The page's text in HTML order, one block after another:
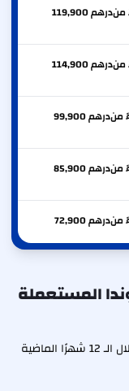
من 119,900درهم
من 114,900درهم
من 99,900درهم
من 85,900درهم
من 72,900درهم
المستعملة
استنادًا إلى معاملات سيارات هوندا الفعلية خلال الـ 12 شهرًا الماضية